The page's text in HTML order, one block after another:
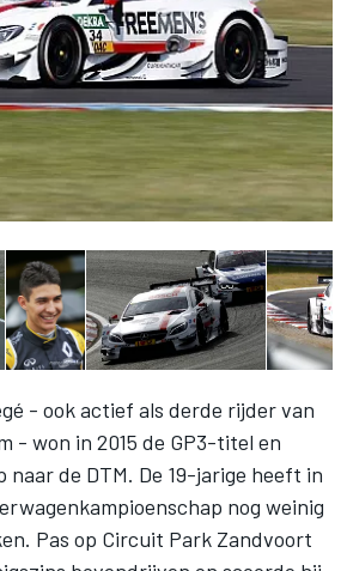
- ook actief als derde rijder van
- won in 2015 de GP3-titel en
naar de DTM. De 19-jarige heeft in
nog weinig
Pas op Circuit Park Zandvoort